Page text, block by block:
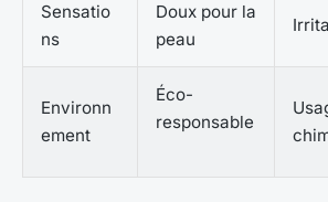
Sensatio
ns
Doux pour la
peau
Environn
ement
Éco-
responsable